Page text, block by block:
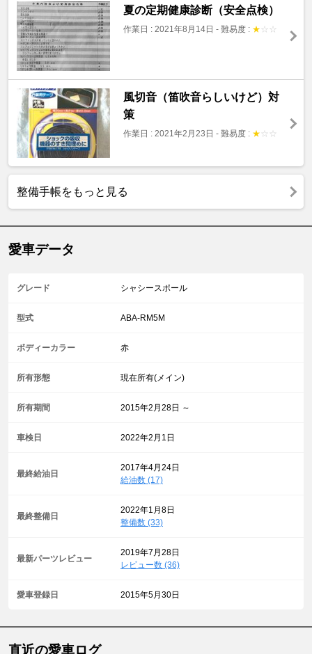
夏の定期健康診断（安全点検）
作業日 : 2021年8月14日 - 難易度 : ★ ☆ ☆
風切音（笛吹音らしいけど）対
策
作業日 : 2021年2月23日 - 難易度 : ★ ☆ ☆
整備手帳をもっと見る
愛車データ
グレード シャシースポール
型式 ABA-RM5M
ボディーカラー 赤
所有形態 現在所有(メイン)
所有期間 2015年2月28日 ～
車検日 2022年2月1日
最終給油日
2017年4月24日
給油数 (17)
最終整備日
2022年1月8日
整備数 (33)
最新パーツレビュー
2019年7月28日
レビュー数 (36)
愛車登録日 2015年5月30日
直近の愛車ログ